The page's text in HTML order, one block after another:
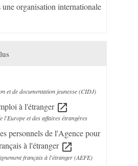
organisation internationale
et de documentation jeunesse (CIDJ)
à l'étranger open_in_new
l'Europe et des affaires étrangères
personnels de l'Agence pour
à l'étranger open_in_new
français à l'étranger (AEFE)